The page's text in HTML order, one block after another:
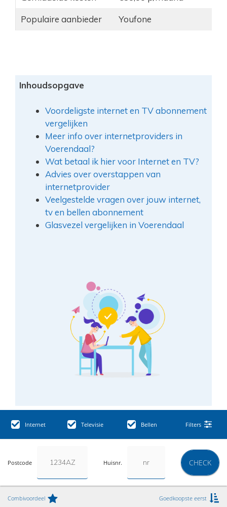
Populaire aanbieder Youfone
Inhoudsopgave
Voordeligste internet en TV abonnement
vergelijken
Meer info over internetproviders in
Voerendaal?
Wat betaal ik hier voor Internet en TV?
Advies over overstappen van
internetprovider
Veelgestelde vragen over jouw internet,
tv en bellen abonnement
Glasvezel vergelijken in Voerendaal
Internet Televisie Bellen Filters
Postcode Huisnr. CHECK
Combivoordeel Goedkoopste eerst